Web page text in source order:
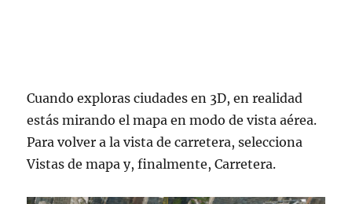
Cuando exploras ciudades en 3D, en realidad
estás mirando el mapa en modo de vista aérea.
Para volver a la vista de carretera, selecciona
Vistas de mapa y, finalmente, Carretera.